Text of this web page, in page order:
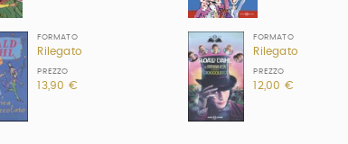
FORMATO
Rilegato
PREZZO
13,90 €
FORMATO
Rilegato
PREZZO
12,00 €